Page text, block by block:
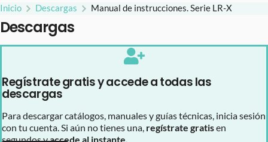
Inicio Descargas Manual de instrucciones. Serie LR-X
Descargas
Regístrate gratis y accede a todas las
descargas
Para descargar catálogos, manuales y guías técnicas, inicia sesión
con tu cuenta. Si aún no tienes una, regístrate gratisen
segundos yaccede al instante.